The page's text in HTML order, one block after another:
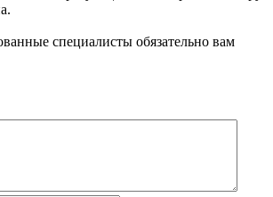
специалисты обязательно вам